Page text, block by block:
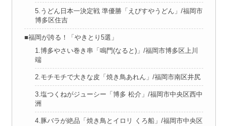
5.うどん日本一決定戦 準優勝「えびすやうどん」/福岡市
博多区住吉
■福岡が誇る！「やきとり5選」
1.博多やさい巻き串「鳴門(なると)」/福岡市博多区上川
端
2.モチモチで大きな皮「焼き鳥あれん」/福岡市南区井尻
3.塩つくねがジューシー「博多 松介」/福岡市中央区西中
洲
4.豚バラが絶品「焼き鳥とイロリ くろ船」/福岡市中央区